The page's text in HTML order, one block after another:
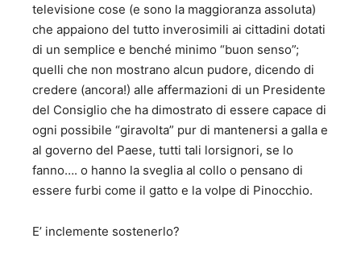
Culturale del Mezzogiorno - 2018 25. "Federico Fellini-
realista e visionario – Ist.Cult.Mezzogiorno 2019 C)
NARRATIVA E POESIA 26. “Un gioco malandrino di finestre
e balconi” - Romanzo - Premio Speciale Grinzane Cavour
Cesare Pavese - Avagliano Editore - 2006; 27. “Il Chiodo
nella sabbia” - Romanzo – Menzione speciale al Premio
Roma - Avagliano Editore - 2008; 28. “La baia del dubbio”
- Romanzo – Premio per la narrativa del Centro di
psicologia Salvatore Valitutti di Salerno - Avagliano
Editore - 2009; 29. “La verità dietro l’angolo – Romanzo –
Premio speciale Capri 2011 - Avagliano Editore - 2011 30.
una rampante” – Genesi editrice - 2013 32. “Grigio senza
televisione cose (e sono la maggioranza assoluta)
che appaiono del tutto inverosimili ai cittadini dotati
di un semplice e benché minimo “buon senso”;
quelli che non mostrano alcun pudore, dicendo di
credere (ancora!) alle affermazioni di un Presidente
del Consiglio che ha dimostrato di essere capace di
ogni possibile “giravolta” pur di mantenersi a galla e
al governo del Paese, tutti tali lorsignori, se lo
fanno…. o hanno la sveglia al collo o pensano di
essere furbi come il gatto e la volpe di Pinocchio.
E’ inclemente sostenerlo?